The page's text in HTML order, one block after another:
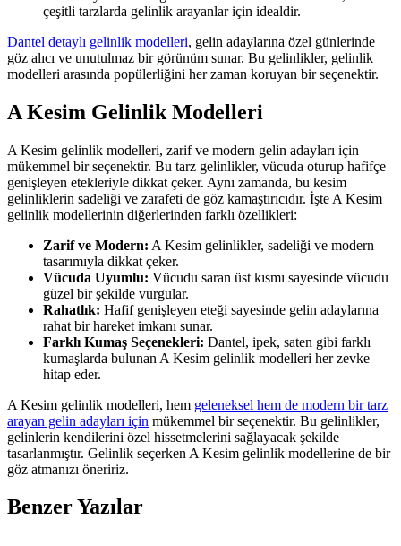
çeşitli tarzlarda gelinlik arayanlar için idealdir.
Dantel detaylı gelinlik modelleri, gelin adaylarına özel günlerinde
göz alıcı ve unutulmaz bir görünüm sunar. Bu gelinlikler, gelinlik
modelleri arasında popülerliğini her zaman koruyan bir seçenektir.
A Kesim Gelinlik Modelleri
A Kesim gelinlik modelleri, zarif ve modern gelin adayları için
mükemmel bir seçenektir. Bu tarz gelinlikler, vücuda oturup hafifçe
genişleyen etekleriyle dikkat çeker. Aynı zamanda, bu kesim
gelinliklerin sadeliği ve zarafeti de göz kamaştırıcıdır. İşte A Kesim
gelinlik modellerinin diğerlerinden farklı özellikleri:
Zarif ve Modern: A Kesim gelinlikler, sadeliği ve modern
tasarımıyla dikkat çeker.
Vücuda Uyumlu: Vücudu saran üst kısmı sayesinde vücudu
güzel bir şekilde vurgular.
Rahatlık: Hafif genişleyen eteği sayesinde gelin adaylarına
rahat bir hareket imkanı sunar.
Farklı Kumaş Seçenekleri: Dantel, ipek, saten gibi farklı
kumaşlarda bulunan A Kesim gelinlik modelleri her zevke
hitap eder.
A Kesim gelinlik modelleri, hem geleneksel hem de modern bir tarz
arayan gelin adayları için mükemmel bir seçenektir. Bu gelinlikler,
gelinlerin kendilerini özel hissetmelerini sağlayacak şekilde
tasarlanmıştır. Gelinlik seçerken A Kesim gelinlik modellerine de bir
göz atmanızı öneririz.
Benzer Yazılar